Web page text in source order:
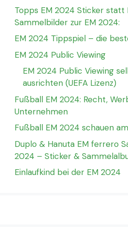
Topps EM 2024 Sticker statt
Sammelbilder zur EM 2024:
EM 2024 Tippspiel – die
EM 2024 Public Viewing
EM 2024 Public Viewing
ausrichten (UEFA Lizenz)
Fußball EM 2024: Recht,
Unternehmen
Fußball EM 2024 schauen
Duplo & Hanuta EM ferrero
2024 – Sticker &
Einlaufkind bei der EM 2024